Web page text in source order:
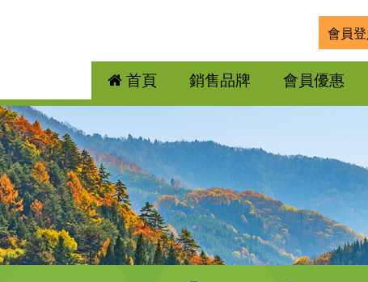
會員登
首頁 銷售品牌 會員優惠